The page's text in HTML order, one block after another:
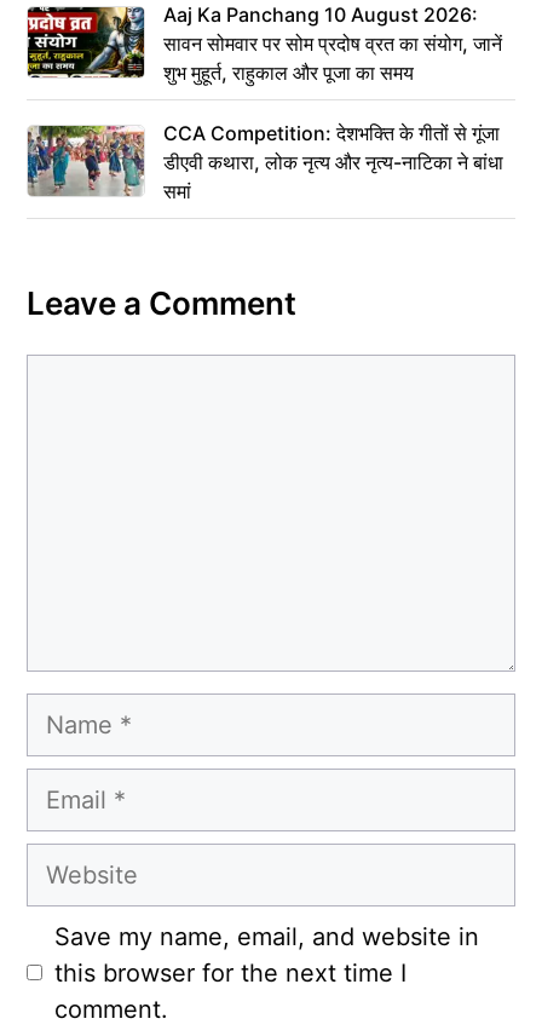
Aaj Ka Panchang 10 August 2026:
सावन सोमवार पर सोम प्रदोष व्रत का संयोग, जानें
शुभ मुहूर्त, राहुकाल और पूजा का समय
CCA Competition: देशभक्ति के गीतों से गूंजा
डीएवी कथारा, लोक नृत्य और नृत्य-नाटिका ने बांधा
समां
Leave a Comment
Name
Email
Website
Save my name, email, and website in
this browser for the next time I
comment.